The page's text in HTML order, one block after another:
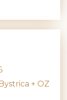
+ OZ